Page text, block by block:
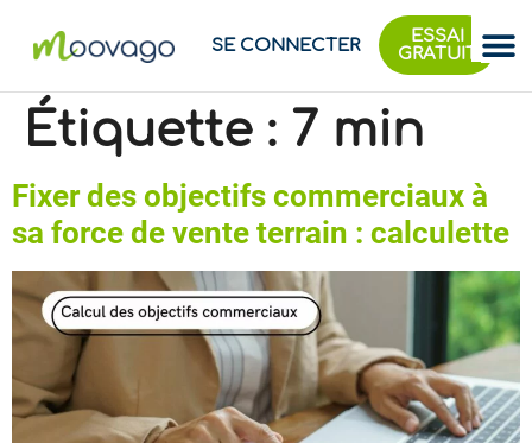
SE CONNECTER
ESSAI
GRATUIT
Étiquette : 7 min
Fixer des objectifs commerciaux à
sa force de vente terrain : calculette